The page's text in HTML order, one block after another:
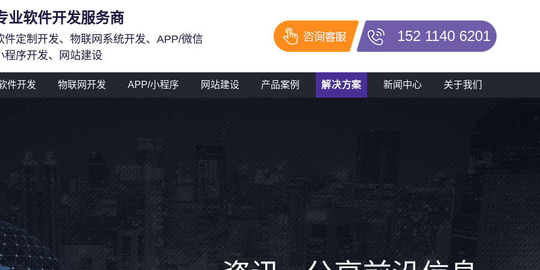
业软件开发服务商
件定制开发、物联网系统开发、APP/微信
程序开发、网站建设
152 1140 6201
件开发 物联网开发 APP/小程序 网站建设 产品案例 解决方案 新闻中心 关于我们